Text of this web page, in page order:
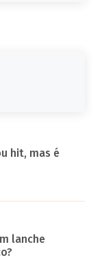
hit, mas é
lanche